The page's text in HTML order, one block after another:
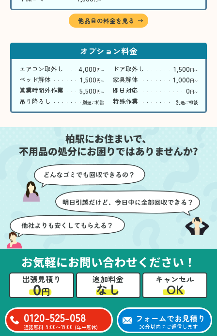
他品目の料金を見る
オプション料金
エアコン取外し 4,000円〜 ドア取外し 1,500円〜
ベッド解体 1,500円〜 家具解体 1,000円〜
営業時間外作業 5,500円〜 即日対応 0円〜
吊り降ろし 別途ご相談 特殊作業 別途ご相談
柏駅にお住まいで、
不用品の処分にお困りではありませんか?
お気軽にお問い合わせください！
出張見積り
0円
追加料金
なし
キャンセル
OK
0120-525-058
通話無料 9:00〜19:00 (年中無休)
フォームでお見積り
30分以内にご返信します